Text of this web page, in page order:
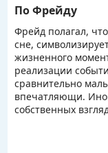
По Фрейду
Фрейд полагал,
сне,
жизненного
реализации
сравнительно
впечатляющи.
собственных